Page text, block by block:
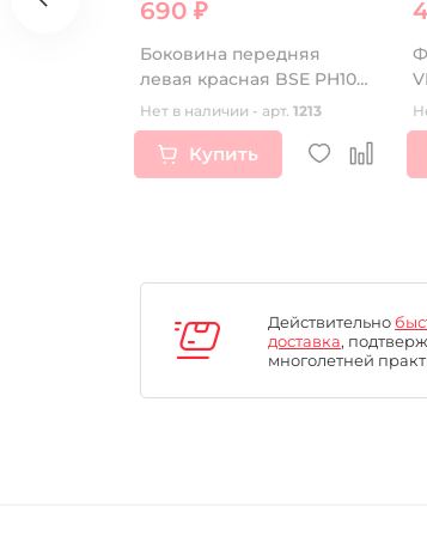
₽ 690 ₽
Боковина передняя
левая красная BSE PH10
LANNER
Нет в наличии - арт. 1213
Купить
Действительно
доставка,
многолетней